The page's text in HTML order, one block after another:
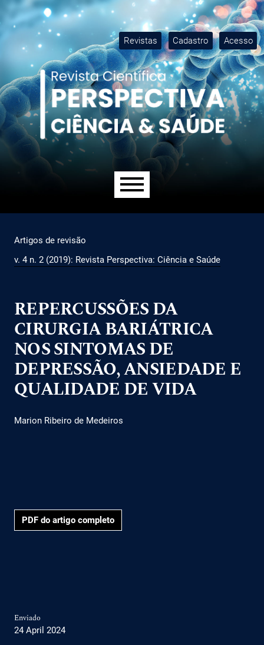
Ir para o menu de navegação principal
Ir para o conteúdo principal
Ir para o rodapé
Revistas Cadastro Acesso
Artigos de revisão
v. 4 n. 2 (2019): Revista Perspectiva: Ciência e Saúde
REPERCUSSÕES DA
CIRURGIA BARIÁTRICA
NOS SINTOMAS DE
DEPRESSÃO, ANSIEDADE E
QUALIDADE DE VIDA
Marion Ribeiro de Medeiros
PDF do artigo completo
Enviado
24 April 2024